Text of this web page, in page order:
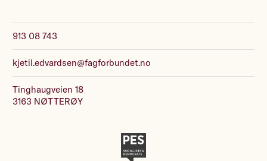
913 08 743
kjetil.edvardsen@fagforbundet.no
Tinghaugveien 18
3163 NØTTERØY